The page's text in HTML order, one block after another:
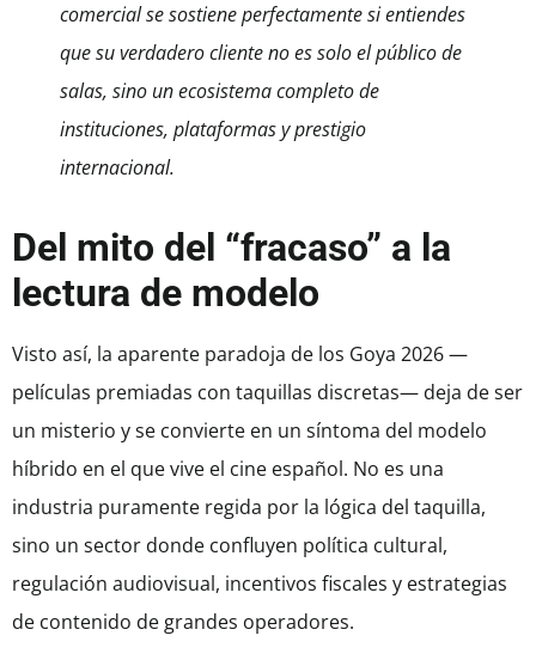
comercial se sostiene perfectamente si entiendes
que su verdadero cliente no es solo el público de
salas, sino un ecosistema completo de
instituciones, plataformas y prestigio
internacional.
Del mito del “fracaso” a la
lectura de modelo
Visto así, la aparente paradoja de los Goya 2026 —
películas premiadas con taquillas discretas— deja de ser
un misterio y se convierte en un síntoma del modelo
híbrido en el que vive el cine español. No es una
industria puramente regida por la lógica del taquilla,
sino un sector donde confluyen política cultural,
regulación audiovisual, incentivos fiscales y estrategias
de contenido de grandes operadores.